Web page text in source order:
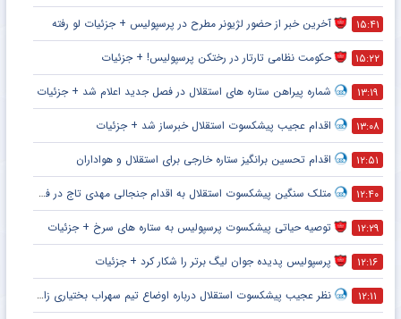
۱۵:۴۱ آخرین خبر از حضور لژیونر مطرح در پرسپولیس + جزئیات لو رفته
۱۵:۲۲ حکومت نظامی تارتار در رختکن پرسپولیس! + جزئیات
۱۳:۱۹ شماره پیراهن ستاره های استقلال در فصل جدید اعلام شد + جزئیات
۱۳:۰۸ اقدام عجیب پیشکسوت استقلال خبرساز شد + جزئیات
۱۲:۵۱ اقدام تحسین برانگیز ستاره خارجی برای استقلال و هواداران
۱۲:۴۰ متلک سنگین پیشکسوت استقلال به اقدام جنجالی مهدی تاج در فدراسیون فوتبال
۱۲:۲۹ توصیه حیاتی پیشکسوت پرسپولیس به ستاره های سرخ + جزئیات
۱۲:۱۶ پرسپولیس پدیده جوان لیگ برتر را شکار کرد + جزئیات
۱۲:۱۱ نظر عجیب پیشکسوت استقلال درباره اوضاع تیم سهراب بختیاری زاده + جزئیات